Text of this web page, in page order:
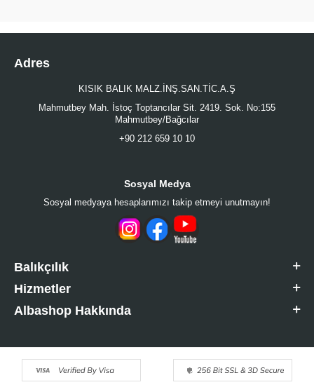
Adres
KISIK BALIK MALZ.İNŞ.SAN.TİC.A.Ş
Mahmutbey Mah. İstoç Toptancılar Sit. 2419. Sok. No:155
Mahmutbey/Bağcılar
+90 212 659 10 10
Sosyal Medya
Sosyal medyaya hesaplarımızı takip etmeyi unutmayın!
Balıkçılık
Hizmetler
Albashop Hakkında